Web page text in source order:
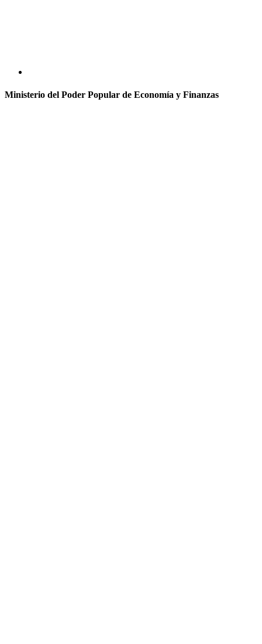
Ministerio del Poder Popular de Economía y Finanzas